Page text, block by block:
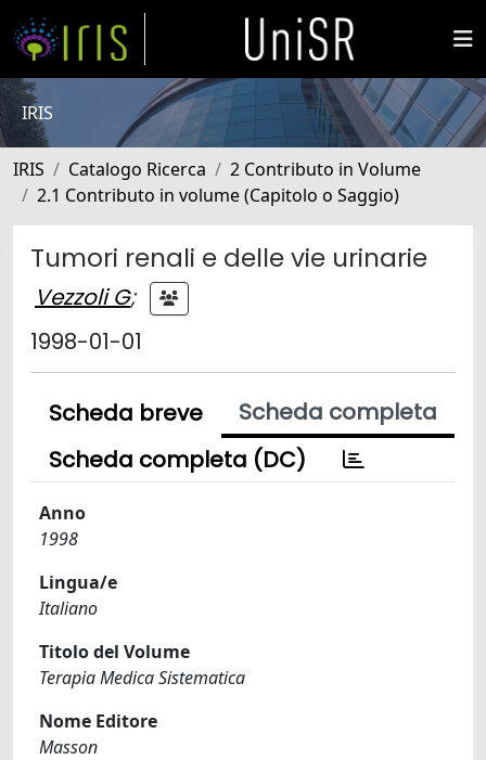
IRIS
IRIS Catalogo Ricerca
2 Contributo in Volume
2.1 Contributo in volume (Capitolo o Saggio)
Tumori renali e delle vie urinarie
Vezzoli G;
1998-01-01
Scheda breve
Scheda completa
Scheda completa (DC)
Anno
1998
Lingua/e
Italiano
Titolo del Volume
Terapia Medica Sistematica
Nome Editore
Masson